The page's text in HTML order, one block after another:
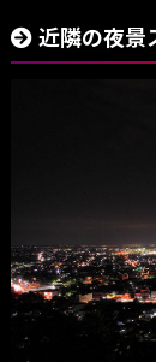
近隣の夜景